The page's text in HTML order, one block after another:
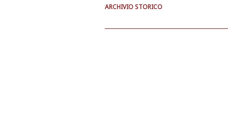
ARCHIVIO STORICO